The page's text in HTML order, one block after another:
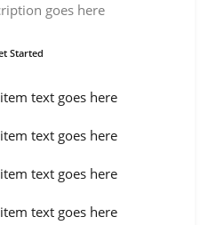
goes here
Started
text goes here
text goes here
text goes here
text goes here